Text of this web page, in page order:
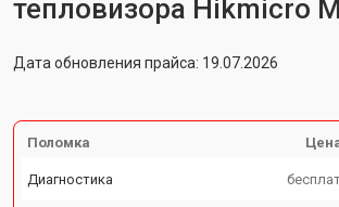
тепловизора Hikmicro
Дата обновления прайса: 19.07.2026
Поломка
Диагностика